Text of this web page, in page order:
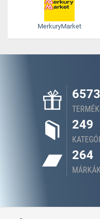
MerkuryMarket
249
264